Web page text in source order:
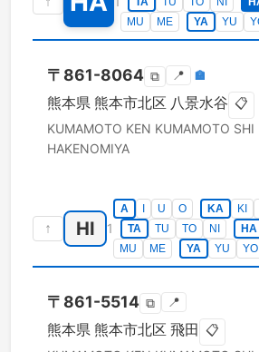
MU
ME YA YU
〒 861-8064 ⧉ 📍 🏣
熊本県 熊本市北区 八景水谷 📋
KUMAMOTO KEN KUMAMOTO SHI
HAKENOMIYA
↑ HI 1
A U O KA KI
TA
TU TO NI HA
MU
ME YA YU YO
〒 861-5514 ⧉ 📍
熊本県 熊本市北区 飛田 📋